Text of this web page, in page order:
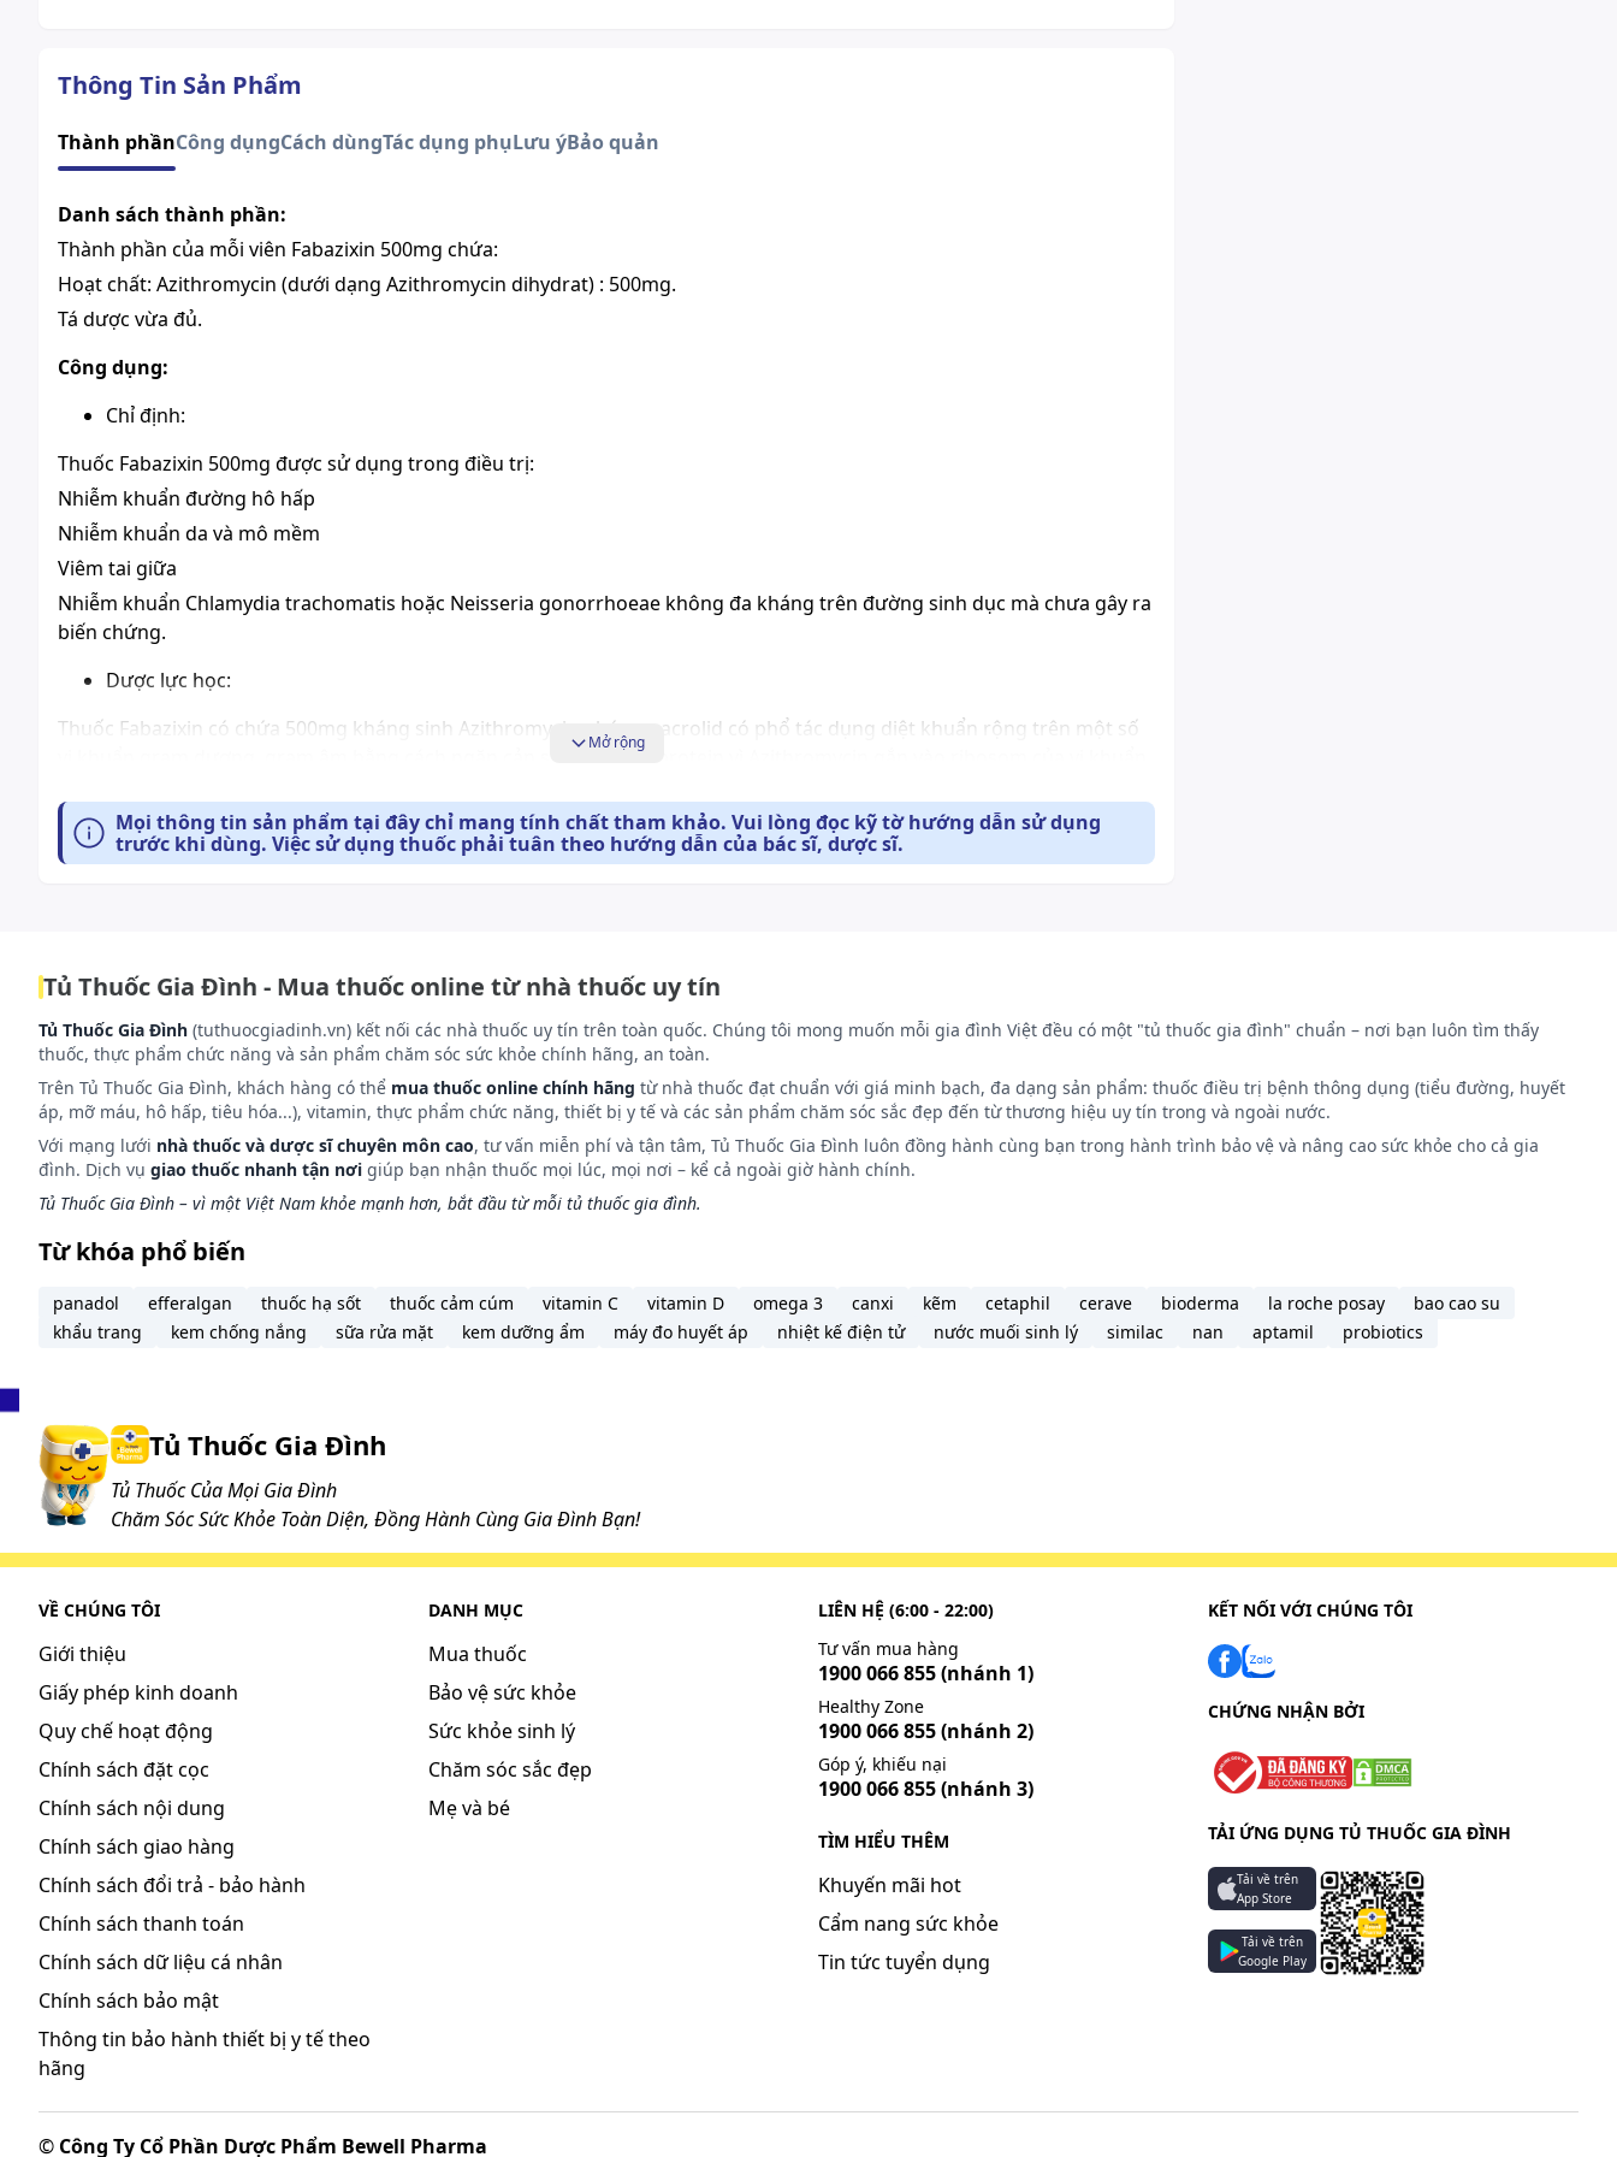
Thông Tin Sản Phẩm
Thành phầnCông dụngCách dùngTác dụng phụLưu ýBảo quản
Danh sách thành phần:
Thành phần của mỗi viên Fabazixin 500mg chứa:
Hoạt chất: Azithromycin (dưới dạng Azithromycin dihydrat) : 500mg.
Tá dược vừa đủ.
Công dụng:
Chỉ định:
Thuốc Fabazixin 500mg được sử dụng trong điều trị:
Nhiễm khuẩn đường hô hấp
Nhiễm khuẩn da và mô mềm
Viêm tai giữa
Nhiễm khuẩn Chlamydia trachomatis hoặc Neisseria gonorrhoeae không đa kháng trên đường sinh dục mà chưa gây ra
biến chứng.
Dược lực học:
Thuốc Fabazixin có chứa 500mg kháng sinh Azithromycin nhóm macrolid có phổ tác dụng diệt khuẩn rộng trên một số
vi khuẩn gram dương, gram âm bằng cách ngăn cản sự tổng hợp protein vì Azithromycin gắn vào ribosom của vi khuẩn.
erythromycin, hiệu lực của Azithromycin trên khuẩn gram dương yếu hơn nhưng trên khuẩn gram âm thì tốt hơn.
Dược động học:
qua mật và 6% liều thải qua nước tiểu dạng không đổi trong vòng 03 ngày. T/2 của Azithromycin từ 2-4 giờ.
Cách dùng và liều dùng:
Cách dùng:
Thuốc Fabazixin 500mg dùng theo đường uống. Uống mỗi ngày một lần trước khi ăn 1 giờ hoặc 2 giờ sau khi ăn.
Liều dùng:
Người lớn
Trường hợp nhiễm Chlamydia trachomatis trên đường sinh dục như viêm cổ tử cung, viêm niệu đạo uống 2 viên/lần,
uống 1 lần duy nhất.
Các trường hợp khác: Ngày bắt đầu uống 1 viên sau đó uống 0,5 viên/ngày trong 04 ngày tiếp theo.
Người cao tuổi
Trẻ trên 06 tháng - 12 tuổi: uống 8mg/kg/ngày 1 lần hoặc chia ra 2 lần sử dụng cách nhua 12 tiếng.
Liều khuyến cáo: khởi đầu 10mg/kg rồi dùng liều 5mg/kg/lần/ngày trong 4 ngày tiếp theo.
Xử trí quá liều:
Xử trí: rửa dạ dày kết hợp các biện pháp hỗ trợ.
Xử trí quên liều:
Tác dụng phụ có thể gặp:
Azithromycin là thuốc được dung nạp tốt, tỷ lệ tác dụng không mong muốn thấp. Hay gặp nhất là rối loạn tiêu hóa (10%)
với các triệu chứng như buồn nôn, đau bụng, co cứng cơ bụng, nôn, đầy hơi, ỉa chảy, nhưng thường nhẹ và ít xảy ra hơn
so với dùng erythromycin, có thể thấy biến đổi nhất thời số lượng, bạch cầu trung tính hay tăng nhất thời enzym gan,
đôi khi có thể gặp phát ban, đau đầu và chóng mặt.
Ảnh hưởng thính giác: sử dụng lâu dài ở liều cao, azithromycin có thể làm giảm sức nghe có hồi phục ở một số người
bệnh.
- Thường gặp: Tiêu hóa, nôn, ỉa chảy, đau bụng, buồn nôn.
- Ít gặp: toàn thân, mệt mỏi, đau đầu, chóng mặt, ngủ gà; Tiêu hóa: đầy hơi, khó tiêu, không ngon miệng; Da: phát ban,
ngứa; Tác dụng khác: viêm âm đạo, cổ tử cung.
- Hiếm gặp: Toàn thân: phản ứng phản vệ; Da: phù mạch; Gan: men transaminase tăng cao; Máu: giảm nhẹ bạch cầu
trung tính nhất thời.
Mở rộng
Mọi thông tin sản phẩm tại đây chỉ mang tính chất tham khảo. Vui lòng đọc kỹ tờ hướng dẫn sử dụng
trước khi dùng. Việc sử dụng thuốc phải tuân theo hướng dẫn của bác sĩ, dược sĩ.
Tủ Thuốc Gia Đình - Mua thuốc online từ nhà thuốc uy tín
Tủ Thuốc Gia Đình (tuthuocgiadinh.vn) kết nối các nhà thuốc uy tín trên toàn quốc. Chúng tôi mong muốn mỗi gia đình Việt đều có một "tủ thuốc gia đình" chuẩn – nơi bạn luôn tìm thấy
thuốc, thực phẩm chức năng và sản phẩm chăm sóc sức khỏe chính hãng, an toàn.
Trên Tủ Thuốc Gia Đình, khách hàng có thể mua thuốc online chính hãng từ nhà thuốc đạt chuẩn với giá minh bạch, đa dạng sản phẩm: thuốc điều trị bệnh thông dụng (tiểu đường, huyết
áp, mỡ máu, hô hấp, tiêu hóa...), vitamin, thực phẩm chức năng, thiết bị y tế và các sản phẩm chăm sóc sắc đẹp đến từ thương hiệu uy tín trong và ngoài nước.
Với mạng lưới nhà thuốc và dược sĩ chuyên môn cao, tư vấn miễn phí và tận tâm, Tủ Thuốc Gia Đình luôn đồng hành cùng bạn trong hành trình bảo vệ và nâng cao sức khỏe cho cả gia
đình. Dịch vụ giao thuốc nhanh tận nơi giúp bạn nhận thuốc mọi lúc, mọi nơi – kể cả ngoài giờ hành chính.
Tủ Thuốc Gia Đình – vì một Việt Nam khỏe mạnh hơn, bắt đầu từ mỗi tủ thuốc gia đình.
Từ khóa phổ biến
panadol efferalgan thuốc hạ sốt thuốc cảm cúm vitamin C vitamin D omega 3 canxi kẽm cetaphil cerave bioderma la roche posay
bao cao su
khẩu trang
kem chống nắng sữa rửa mặt kem dưỡng ẩm máy đo huyết áp nhiệt kế điện tử nước muối sinh lý similac nan aptamil probiotics
Tủ Thuốc Gia Đình
Tủ Thuốc Của Mọi Gia Đình
Chăm Sóc Sức Khỏe Toàn Diện, Đồng Hành Cùng Gia Đình Bạn!
VỀ CHÚNG TÔI
Giới thiệu
Giấy phép kinh doanh
Quy chế hoạt động
Chính sách đặt cọc
Chính sách nội dung
Chính sách giao hàng
Chính sách đổi trả - bảo hành
Chính sách thanh toán
Chính sách dữ liệu cá nhân
Chính sách bảo mật
Thông tin bảo hành thiết bị y tế theo
hãng
DANH MỤC
Mua thuốc
Bảo vệ sức khỏe
Sức khỏe sinh lý
Chăm sóc sắc đẹp
Mẹ và bé
LIÊN HỆ (6:00 - 22:00)
Tư vấn mua hàng
1900 066 855(nhánh 1)
Healthy Zone
1900 066 855(nhánh 2)
Góp ý, khiếu nại
1900 066 855(nhánh 3)
TÌM HIỂU THÊM
Khuyến mãi hot
Cẩm nang sức khỏe
Tin tức tuyển dụng
KẾT NỐI VỚI CHÚNG TÔI
CHỨNG NHẬN BỞI
TẢI ỨNG DỤNG TỦ THUỐC GIA ĐÌNH
Tải về trên
App Store
Tải về trên
Google Play
© Công Ty Cổ Phần Dược Phẩm Bewell Pharma